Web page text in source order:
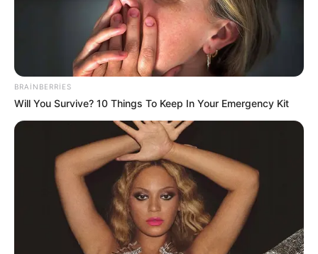
21:39 / 05 Avqust 2026 MARAQLI
Bu restoranda müştərilər tamamilə
çılpaq nahar edirlər
BRAINBERRIES
Will You Survive? 10 Things To Keep In Your Emergency Kit